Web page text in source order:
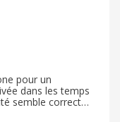
facile
et les prix sont
sans doute fait
pour un
dans les temps
semble correcte,
les temps , en